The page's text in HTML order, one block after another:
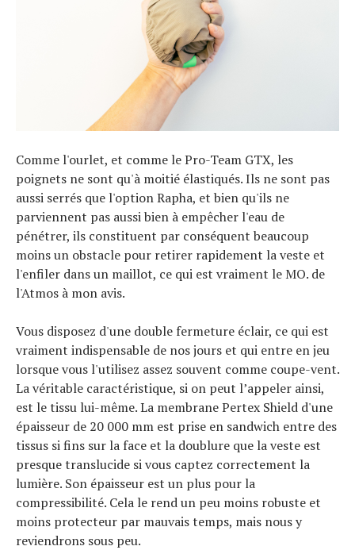
Comme l'ourlet, et comme le Pro-Team GTX, les
poignets ne sont qu'à moitié élastiqués. Ils ne sont pas
aussi serrés que l'option Rapha, et bien qu'ils ne
parviennent pas aussi bien à empêcher l'eau de
pénétrer, ils constituent par conséquent beaucoup
moins un obstacle pour retirer rapidement la veste et
l'enfiler dans un maillot, ce qui est vraiment le MO. de
l'Atmos à mon avis.
Vous disposez d'une double fermeture éclair, ce qui est
vraiment indispensable de nos jours et qui entre en jeu
lorsque vous l'utilisez assez souvent comme coupe-vent.
La véritable caractéristique, si on peut l’appeler ainsi,
est le tissu lui-même. La membrane Pertex Shield d'une
épaisseur de 20 000 mm est prise en sandwich entre des
tissus si fins sur la face et la doublure que la veste est
presque translucide si vous captez correctement la
lumière. Son épaisseur est un plus pour la
compressibilité. Cela le rend un peu moins robuste et
moins protecteur par mauvais temps, mais nous y
reviendrons sous peu.